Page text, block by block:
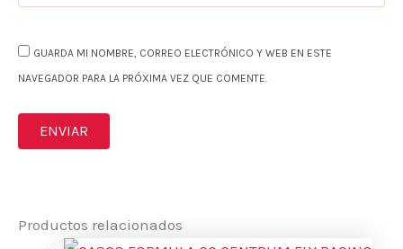
GUARDA MI NOMBRE, CORREO ELECTRÓNICO Y WEB EN ESTE
NAVEGADOR PARA LA PRÓXIMA VEZ QUE COMENTE.
Productos relacionados